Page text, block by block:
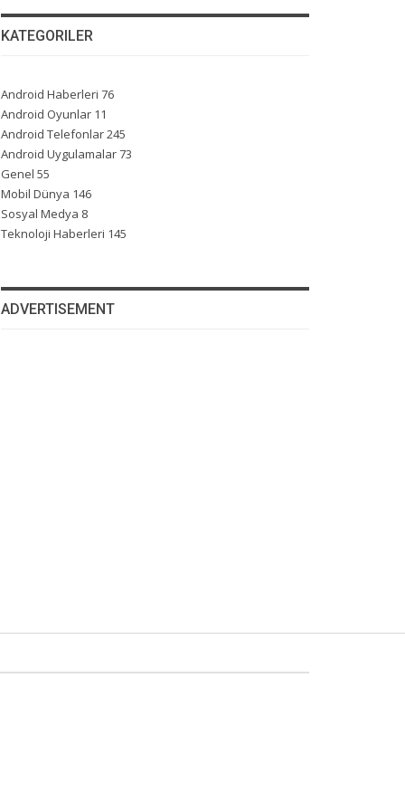
KATEGORILER
Android Haberleri 76
Android Oyunlar 11
Android Telefonlar245
Android Uygulamalar73
Genel 55
Mobil Dünya 146
Sosyal Medya 8
Teknoloji Haberleri 145
ADVERTISEMENT